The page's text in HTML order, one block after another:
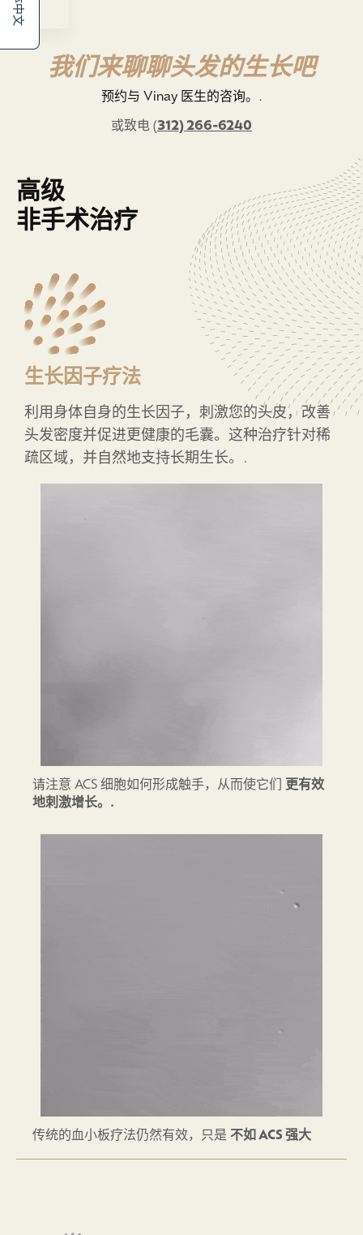
我们来聊聊头发的生长吧
预约与 Vinay 医生的咨询。.
或致电(312) 266-6240
高级
非手术治疗
生长因子疗法
利用身体自身的生长因子，刺激您的头皮，改善
头发密度并促进更健康的毛囊。这种治疗针对稀
疏区域，并自然地支持长期生长。.
请注意 ACS 细胞如何形成触手，从而使它们 更有效
地刺激增长。.
传统的血小板疗法仍然有效，只是 不如 ACS 强大